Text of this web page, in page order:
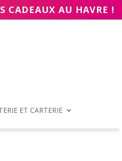
CADEAUX AU HAVRE !
ET CARTERIE